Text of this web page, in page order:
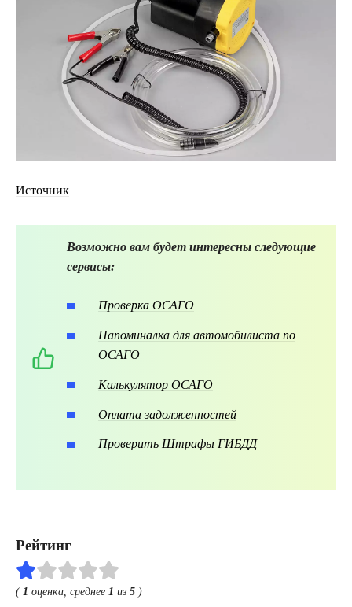
Источник
Возможно вам будет интересны следующие
сервисы:
Проверка ОСАГО
Напоминалка для автомобилиста по
ОСАГО
Калькулятор ОСАГО
Оплата задолженностей
Проверить Штрафы ГИБДД
Рейтинг
( 1 оценка, среднее 1 из 5 )